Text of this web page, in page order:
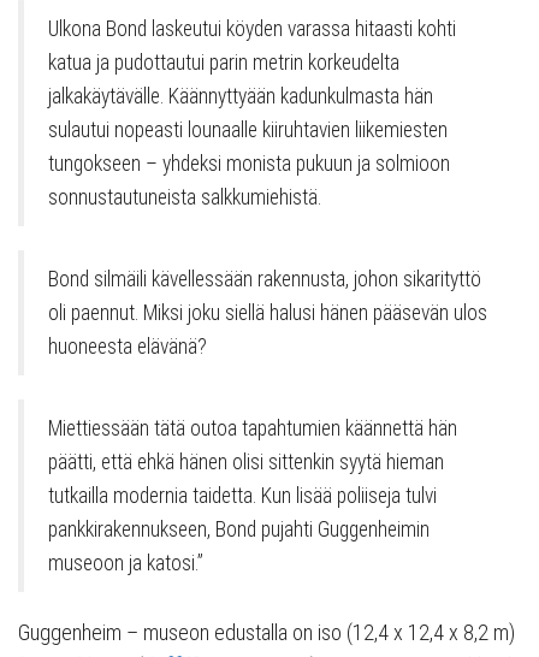
Ulkona Bond laskeutui köyden varassa hitaasti kohti
katua ja pudottautui parin metrin korkeudelta
jalkakäytävälle. Käännyttyään kadunkulmasta hän
sulautui nopeasti lounaalle kiiruhtavien liikemiesten
tungokseen – yhdeksi monista pukuun ja solmioon
sonnustautuneista salkkumiehistä.
Bond silmäili kävellessään rakennusta, johon sikarityttö
oli paennut. Miksi joku siellä halusi hänen pääsevän ulos
huoneesta elävänä?
Miettiessään tätä outoa tapahtumien käännettä hän
päätti, että ehkä hänen olisi sittenkin syytä hieman
tutkailla modernia taidetta. Kun lisää poliiseja tulvi
pankkirakennukseen, Bond pujahti Guggenheimin
museoon ja katosi.”
Guggenheim – museon edustalla on iso (12,4 x 12,4 x 8,2 m)